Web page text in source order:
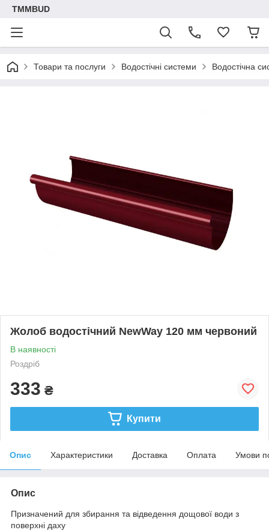
TMMBUD
Товари та послуги Водостічні системи Водостічна
Жолоб водостічний NewWay 120 мм червоний
В наявності
Роздріб
333 ₴
Купити
Опис Характеристики Доставка Оплата Умови
Опис
Призначений для збирання та відведення дощової води з
поверхні даху